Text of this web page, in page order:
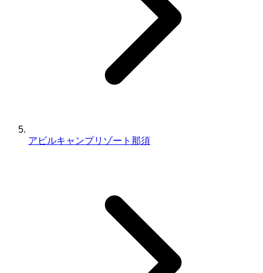
アビルキャンプリゾート那須